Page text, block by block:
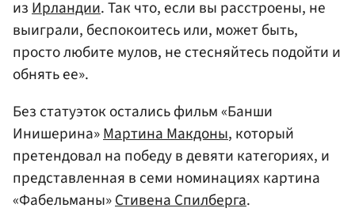
изИрландии. Так что, если вы расстроены, не
выиграли, беспокоитесь или, может быть,
просто любите мулов, не стесняйтесь подойти и
обнять ее».
Без статуэток остались фильм «Банши
Инишерина»Мартина Макдоны, который
претендовал на победу в девяти категориях, и
представленная в семи номинациях картина
«Фабельманы»Стивена Спилберга.